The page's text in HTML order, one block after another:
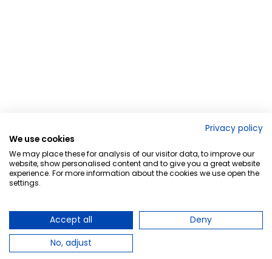
Privacy policy
We use cookies
We may place these for analysis of our visitor data, to improve our
website, show personalised content and to give you a great website
experience. For more information about the cookies we use open the
settings.
Accept all
Deny
No, adjust